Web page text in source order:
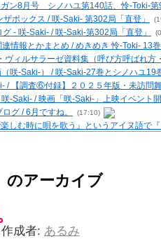
ン8月号 シノハユ第140話、怜-Toki-第
ボックス / 咲-Saki- 第302局「直登」
- 咲-Saki- / 咲-Saki-第302局「直登」
連情報とかまとめ / めきめき 怜-Toki- 13
ヴィルサラーゼ資料集（呼び方呼ばれ方
咲-Saki-） / 咲-Saki-27巻とシノハユ
/ 【調査⑥付録】２０２５年版・未訪問
-Saki- / 映画「咲-Saki-」上映イベント
グ / 6月ですね。
(17:10)
しむ時に唄を歌う』というアイヌ語で
上重漫ちゃんと演じている伊達朱里紗さ
咲-Saki- / 雀魂咲コラボ！ ガチャ＆キャ
咲CUP 咲なま他
こと【SS】
咲-Saki-キャラが台湾麻雀を打ったらど
のアーカイブ
作成者: あるみ